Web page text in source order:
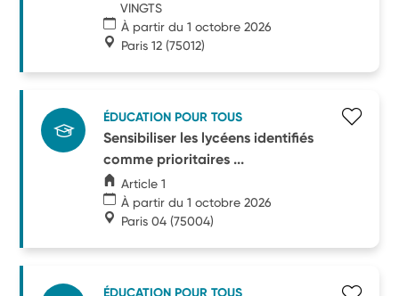
VINGTS
À partir du 1 octobre 2026
Paris 12 (75012)
ÉDUCATION POUR TOUS
Sensibiliser les lycéens identifiés
comme prioritaires ...
Article 1
À partir du 1 octobre 2026
Paris 04 (75004)
ÉDUCATION POUR TOUS